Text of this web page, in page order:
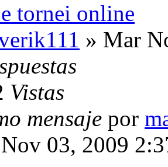
tornei online
» Mar
Vistas
mensaje por
03, 2009